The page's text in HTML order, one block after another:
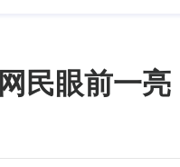
眼前一亮